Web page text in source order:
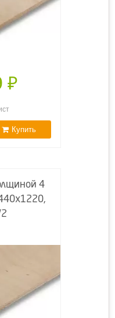
₽
Купить
4